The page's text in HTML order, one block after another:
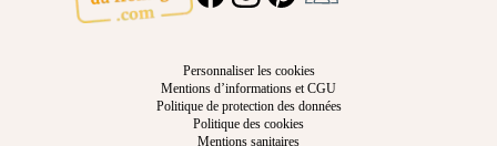
Personnaliser les cookies
Mentions d’informations et CGU
Politique de protection des données
Politique des cookies
Mentions sanitaires